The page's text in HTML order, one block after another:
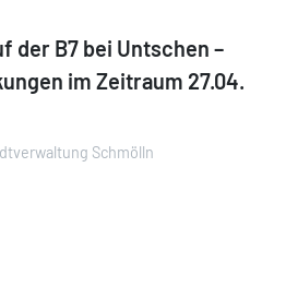
der B7 bei Untschen –
im Zeitraum 27.04.
Schmölln